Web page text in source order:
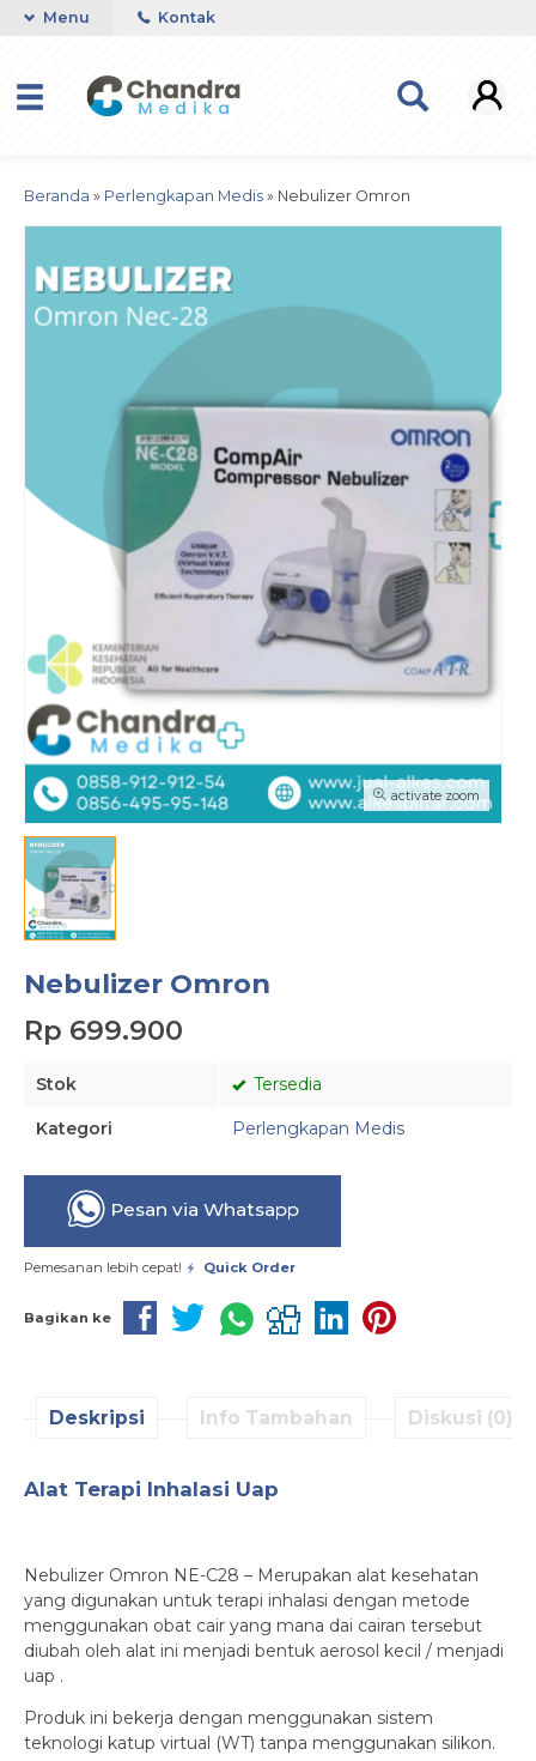
Menu Kontak
Beranda » Perlengkapan Medis » Nebulizer Omron
activate zoom
Nebulizer Omron
Rp 699.900
Stok Tersedia
Kategori Perlengkapan Medis
Pesan via Whatsapp
Pemesanan lebih cepat! Quick Order
Bagikan ke
Deskripsi Info Tambahan Diskusi (0)
Alat Terapi Inhalasi Uap
Nebulizer Omron NE-C28 – Merupakan alat kesehatan
yang digunakan untuk terapi inhalasi dengan metode
menggunakan obat cair yang mana dai cairan tersebut
diubah oleh alat ini menjadi bentuk aerosol kecil / menjadi
uap .
Produk ini bekerja dengan menggunakan sistem
teknologi katup virtual (WT) tanpa menggunakan silikon.